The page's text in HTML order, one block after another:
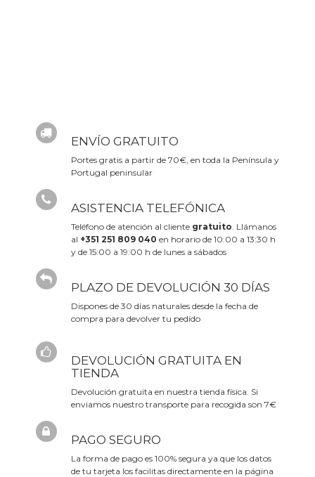
ENVÍO GRATUITO
Portes gratis a partir de 70€, en toda la Península y
Portugal peninsular
ASISTENCIA TELEFÓNICA
Teléfono de atención al cliente gratuito . Llámanos
al +351 251 809 040 en horario de 10:00 a 13:30 h
y de 15:00 a 19:00 h de lunes a sábados
PLAZO DE DEVOLUCIÓN 30 DÍAS
Dispones de 30 días naturales desde la fecha de
compra para devolver tu pedido
DEVOLUCIÓN GRATUITA EN
TIENDA
Devolución gratuita en nuestra tienda física. Si
enviamos nuestro transporte para recogida son 7€
PAGO SEGURO
La forma de pago es 100% segura ya que los datos
de tu tarjeta los facilitas directamente en la página